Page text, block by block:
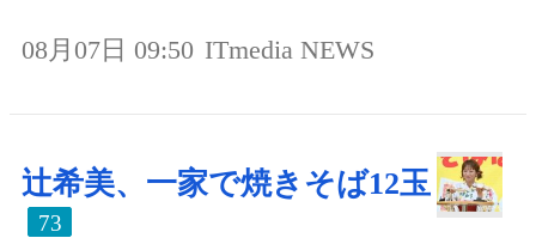
08月07日 09:50 ITmedia NEWS
辻希美、一家で焼きそば12玉
73